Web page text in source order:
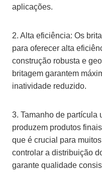
aplicações.
2. Alta eficiência: Os
para oferecer alta
construção robusta e
britagem garantem
inatividade reduzido.
3. Tamanho de partícula
produzem produtos
que é crucial para
controlar a distribuição
garante qualidade